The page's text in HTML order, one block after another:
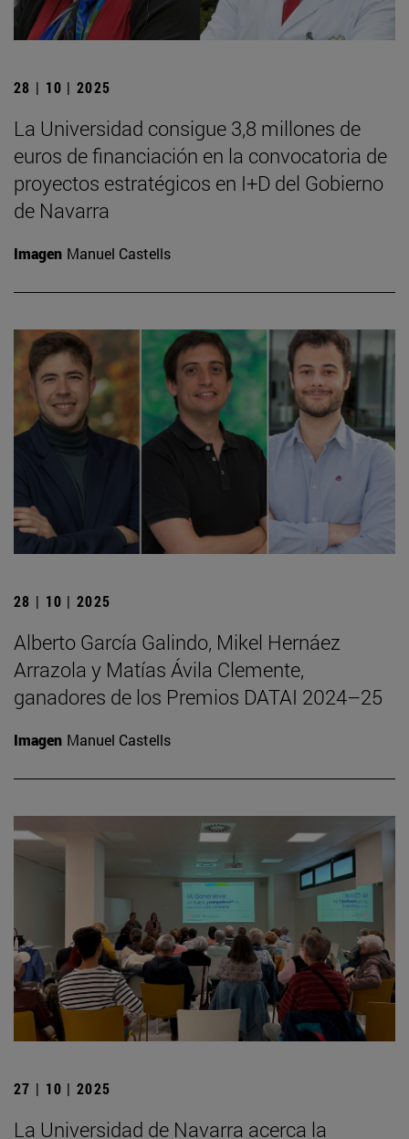
28 | 10 | 2025
La Universidad consigue 3,8 millones de
euros de financiación en la convocatoria de
proyectos estratégicos en I+D del Gobierno
de Navarra
Imagen Manuel Castells
28 | 10 | 2025
Alberto García Galindo, Mikel Hernáez
Arrazola y Matías Ávila Clemente,
ganadores de los Premios DATAI 2024–25
Imagen Manuel Castells
27 | 10 | 2025
La Universidad de Navarra acerca la